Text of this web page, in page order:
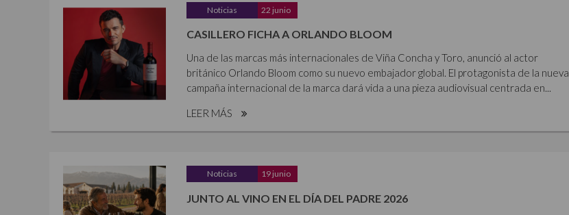
Noticias 22 junio
CASILLERO FICHA A ORLANDO BLOOM
Una de las marcas más internacionales de Viña Concha y Toro, anunció al actor
británico Orlando Bloom como su nuevo embajador global. El protagonista de la nueva
campaña internacional de la marca dará vida a una pieza audiovisual centrada en...
LEER MÁS
Noticias 19 junio
JUNTO AL VINO EN EL DÍA DEL PADRE 2026